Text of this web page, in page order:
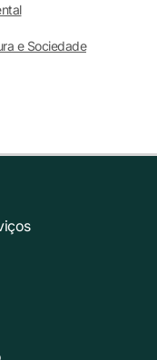
e Sociedade